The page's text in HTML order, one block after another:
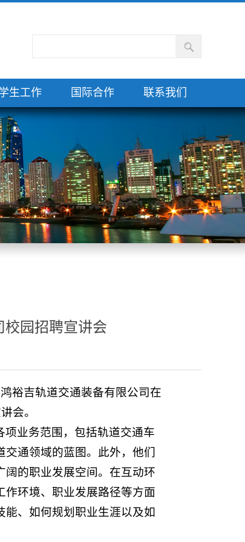
生工作 国际合作 联系我们
校园招聘宣讲会
裕吉轨道交通装备有限公司在
会。
业务范围，包括轨道交通车
通领域的蓝图。此外，他们
的职业发展空间。在互动环
作环境、职业发展路径等方面
、如何规划职业生涯以及如